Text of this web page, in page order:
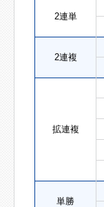
2連単
2連複
拡連複
単勝